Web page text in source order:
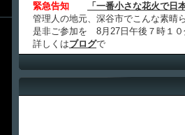
緊急告知
「一番小さな花火で日
管理人の地元、深谷市でこんな素晴
是非ご参加を 8月27日午後７時１０
詳しくはブログで